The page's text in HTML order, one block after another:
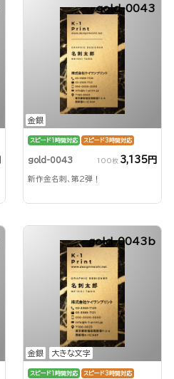
金銀
gold-0043
スピード1時間対応 スピード3時間対応
gold-0043 100枚 3,135円
新作金名刺、第2弾！
金銀 大きな文字
gold-0043b
スピード1時間対応 スピード3時間対応